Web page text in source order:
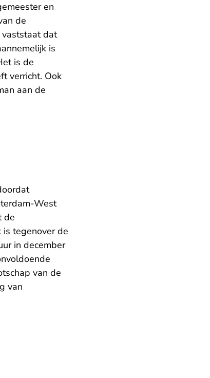
en
de
dat
is
is de
verricht. Ook
aan de
West
de
tegenover de
in december
van de
van